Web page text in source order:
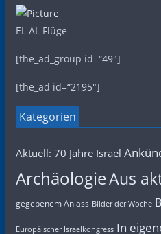
EL AL Flüge
[the_ad_group id=“49″]
[the_ad id=“2195″]
Kategorien
Aktuell: 70 Jahre Israel
ArchäologieAus
gegebenem Anlass Bilder der Woche
Europäischer Israelkongress In